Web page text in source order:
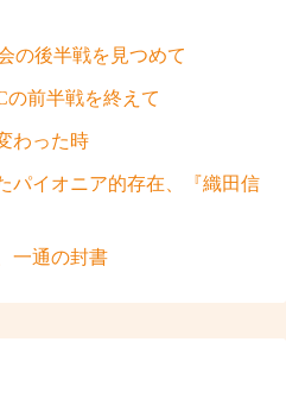
の後半戦を見つめて
の前半戦を終えて
わった時
パイオニア的存在、『織田信
一通の封書